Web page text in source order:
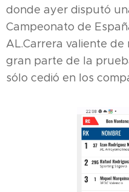
donde ayer disputó
Campeonato de
AL.Carrera valiente
gran parte de la
sólo cedió en los